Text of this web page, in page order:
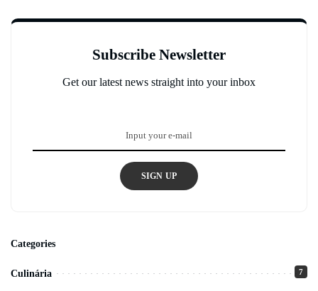
Subscribe Newsletter
Get our latest news straight into your inbox
SIGN UP
Categories
Culinária 7